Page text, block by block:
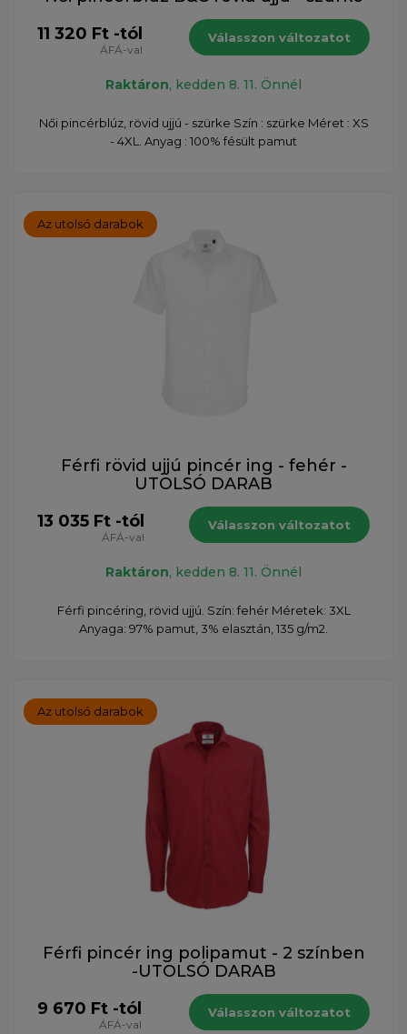
11 320 Ft -tól
ÁFÁ-val
Válasszon változatot
Raktáron, kedden 8. 11. Önnél
Női pincérblúz, rövid ujjú - szürke Szín : szürke Méret : XS
- 4XL. Anyag : 100% fésült pamut
Az utolsó darabok
Férfi rövid ujjú pincér ing - fehér -
UTOLSÓ DARAB
13 035 Ft -tól
ÁFÁ-val
Válasszon változatot
Raktáron, kedden 8. 11. Önnél
Férfi pincéring, rövid ujjú. Szín: fehér Méretek: 3XL
Anyaga: 97% pamut, 3% elasztán, 135 g/m2.
Az utolsó darabok
Férfi pincér ing polipamut - 2 színben
-UTOLSÓ DARAB
9 670 Ft -tól
ÁFÁ-val
Válasszon változatot